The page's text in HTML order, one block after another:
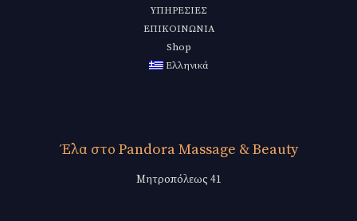
ΥΠΗΡΕΣΙΕΣ
ΕΠΙΚΟΙΝΩΝΙΑ
Shop
Ελληνικά
Έλα στο Pandora Massage & Beauty
Μητροπόλεως 41